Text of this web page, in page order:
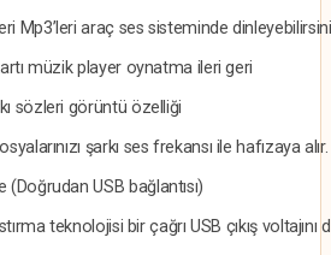
Mp3’leri araç ses sisteminde
müzik player oynatma ileri geri
sözleri görüntü özelliği
şarkı ses frekansı ile hafızaya alır.
USB bağlantısı)
teknolojisi bir çağrı USB çıkış voltajını